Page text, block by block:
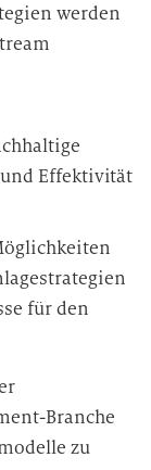
werden
Effektivität
für den
Branche
zu